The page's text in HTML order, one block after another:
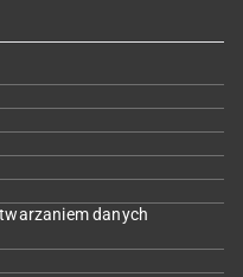
danych